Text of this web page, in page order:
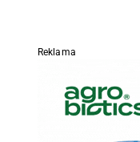
Reklama